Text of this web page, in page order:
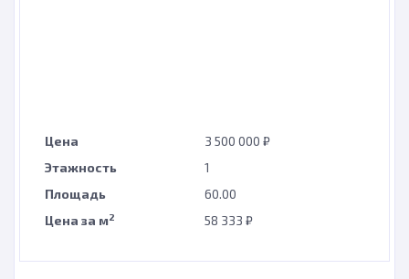
Цена
3 500 000 ₽
Этажность
1
Площадь
60.00
Цена за м2 58 333 ₽